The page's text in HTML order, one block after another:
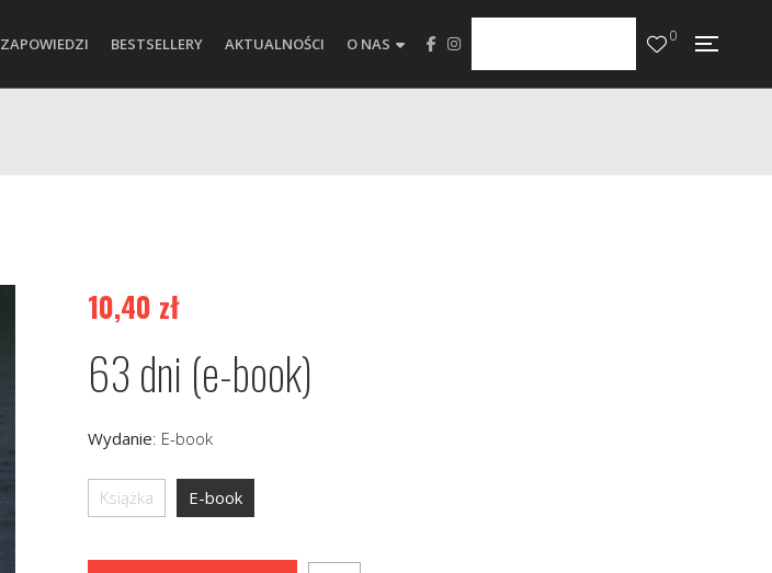
ZAPOWIEDZI BESTSELLERY AKTUALNOŚCI O NAS 0
10,40 zł
63 dni (e-book)
Wydanie: E-book
Książka E-book